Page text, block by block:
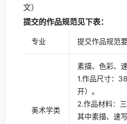
文）
提交的作品规范见下表：
专业 提交作品规范
美术学类
素描、色彩、
1.作品尺寸：
开）。
2.作品材料：
其中素描、速